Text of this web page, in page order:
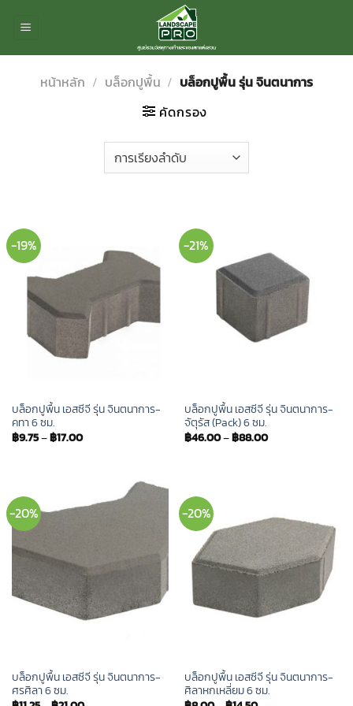
หน้าหลัก / บล็อกปูพื้น / บล็อกปูพื้น รุ่น จินตนาการ
คัดกรอง
-19%
บล็อกปูพื้น เอสซีจี รุ่น จินตนาการ-
คทา 6 ซม.
฿9.75–฿17.00
-21%
บล็อกปูพื้น เอสซีจี รุ่น จินตนาการ-
จัตุรัส (Pack) 6 ซม.
฿46.00–฿88.00
-20%
บล็อกปูพื้น เอสซีจี รุ่น จินตนาการ-
ศรศิลา 6 ซม.
-20%
บล็อกปูพื้น เอสซีจี รุ่น จินตนาการ-
ศิลาหกเหลี่ยม 6 ซม.